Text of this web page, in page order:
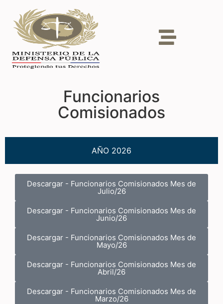
Funcionarios
Comisionados
AÑO 2026
Descargar - Funcionarios Comisionados Mes de
Julio/26
Descargar - Funcionarios Comisionados Mes de
Junio/26
Descargar - Funcionarios Comisionados Mes de
Mayo/26
Descargar - Funcionarios Comisionados Mes de
Abril/26
Descargar - Funcionarios Comisionados Mes de
Marzo/26